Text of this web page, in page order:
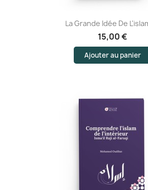
La Grande Idée De
15,00 €
Ajouter au panier